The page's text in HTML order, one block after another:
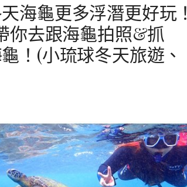
海龜更多浮潛更好玩！
你去跟海龜拍照&抓
！(小琉球冬天旅遊、